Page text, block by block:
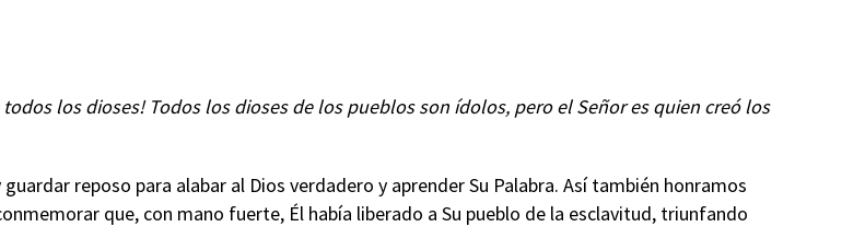
los dioses! Todos los dioses de los pueblos son ídolos, pero el Señor es quien creó los
reposo para alabar al Dios verdadero y aprender Su Palabra. Así también honramos
que, con mano fuerte, Él había liberado a Su pueblo de la esclavitud, triunfando